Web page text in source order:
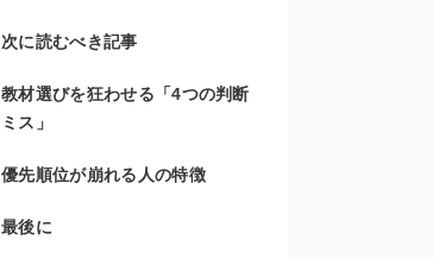
次に読むべき記事
教材選びを狂わせる「4つの判断
ミス」
優先順位が崩れる人の特徴
最後に